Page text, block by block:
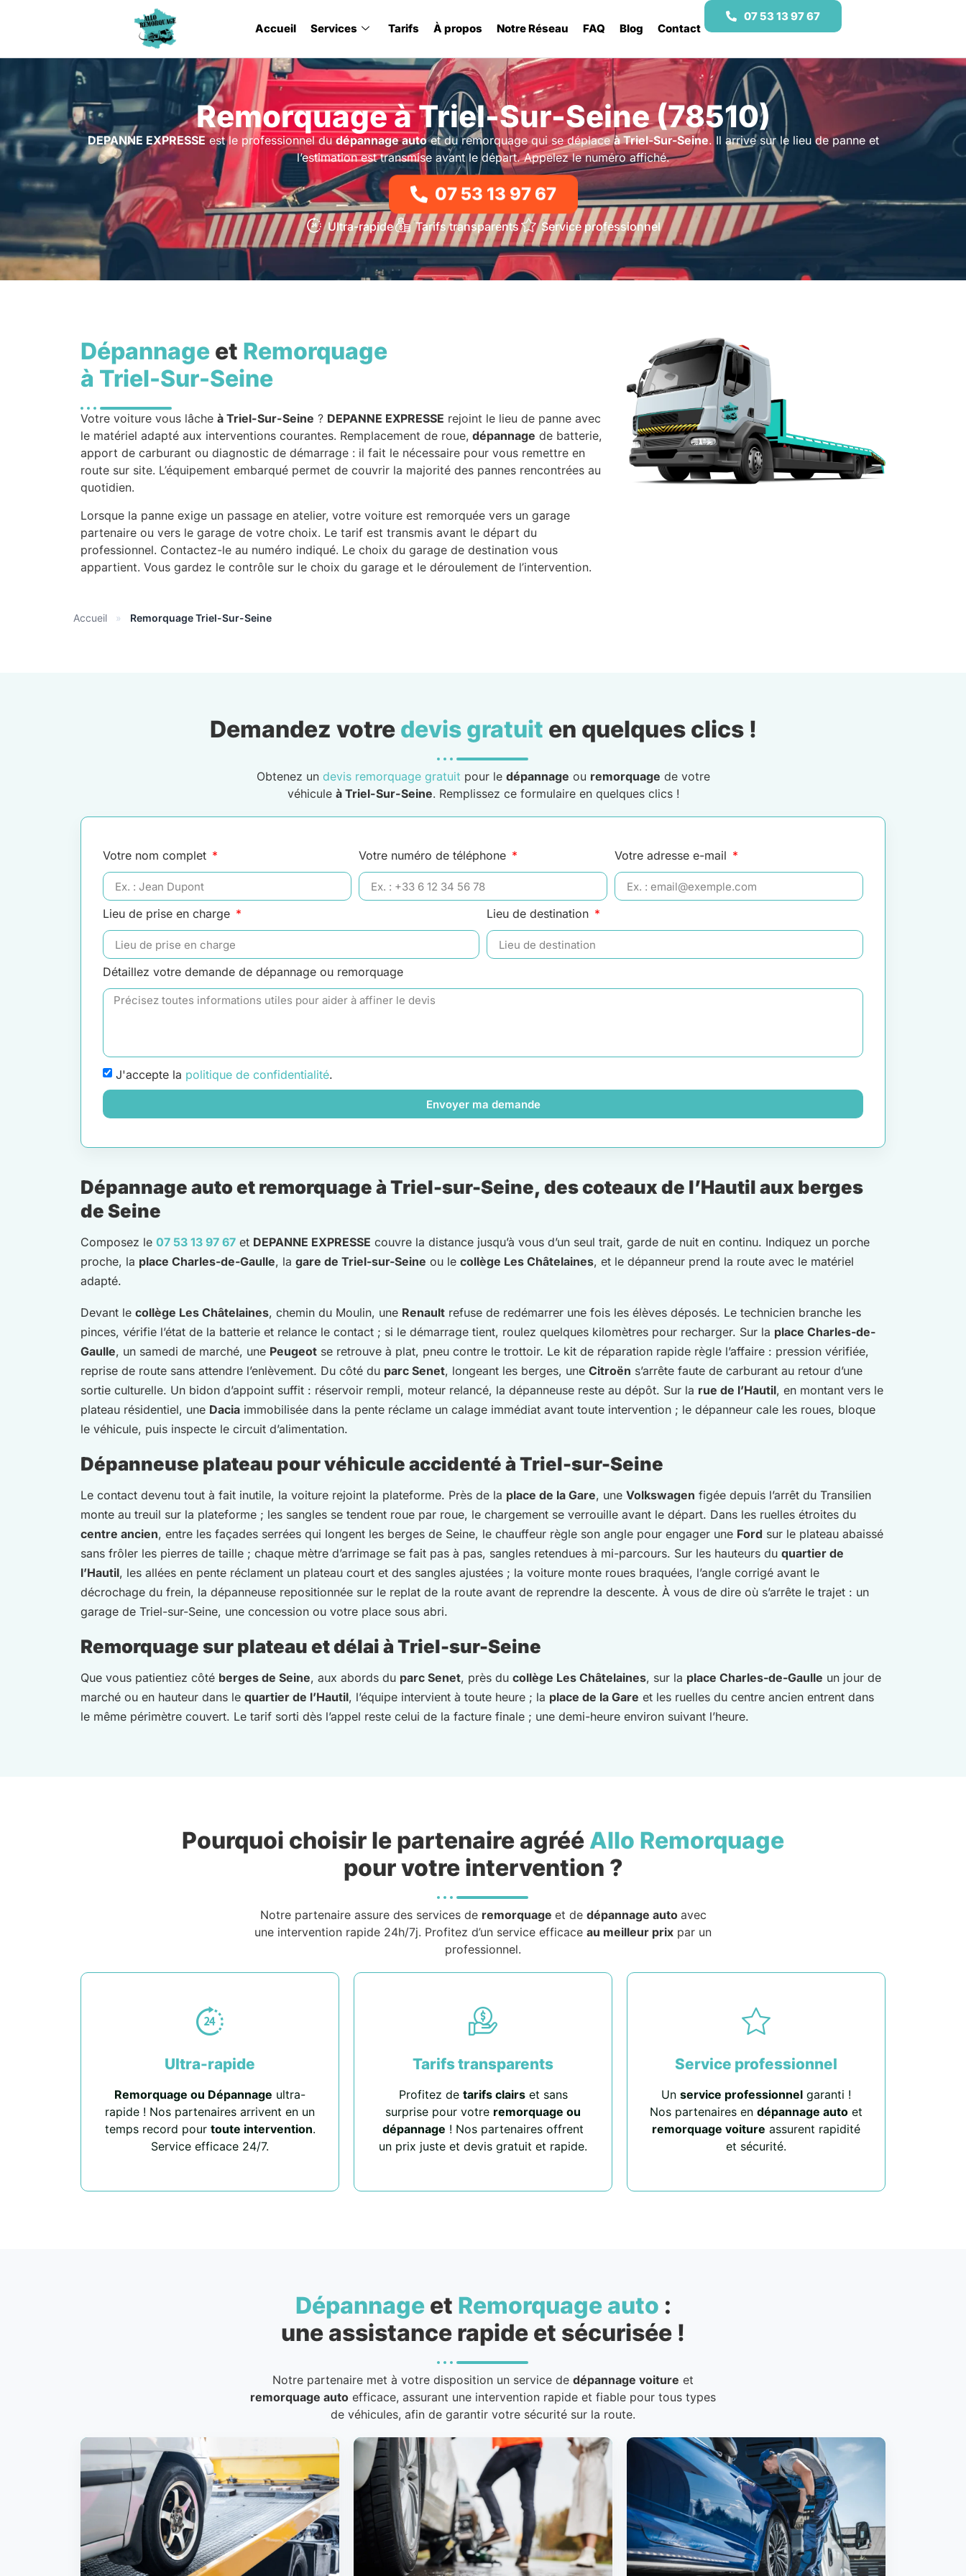
Accueil Services Tarifs À propos Notre Réseau FAQ Blog Contact
07 53 13 97 67
Remorquage à Triel-Sur-Seine (78510)
DEPANNE EXPRESSEest le professionnel dudépannage autoet du remorquage qui se déplaceà Triel-Sur-Seine. Il arrive sur le lieu de panne et
l’estimation est transmise avant le départ. Appelez le numéro affiché.
07 53 13 97 67
Ultra-rapide Tarifs transparents Service professionnel
Dépannage et Remorquage
à Triel-Sur-Seine
Votre voiture vous lâche à Triel-Sur-Seine ? DEPANNE EXPRESSE rejoint le lieu de panne avec
le matériel adapté aux interventions courantes. Remplacement de roue, dépannage de batterie,
apport de carburant ou diagnostic de démarrage : il fait le nécessaire pour vous remettre en
route sur site. L’équipement embarqué permet de couvrir la majorité des pannes rencontrées au
quotidien.
Lorsque la panne exige un passage en atelier, votre voiture est remorquée vers un garage
partenaire ou vers le garage de votre choix. Le tarif est transmis avant le départ du
professionnel. Contactez-le au numéro indiqué. Le choix du garage de destination vous
appartient. Vous gardez le contrôle sur le choix du garage et le déroulement de l’intervention.
Accueil » Remorquage Triel-Sur-Seine
Demandez votre devis gratuit en quelques clics !
Obtenez un devis remorquage gratuit pour le dépannage ou remorquage de votre
véhicule à Triel-Sur-Seine. Remplissez ce formulaire en quelques clics !
Votre nom complet Votre numéro de téléphone Votre adresse e-mail
Lieu de prise en charge Lieu de destination
Détaillez votre demande de dépannage ou remorquage
J'accepte la politique de confidentialité.
Envoyer ma demande
Dépannage auto et remorquage à Triel-sur-Seine, des coteaux de l’Hautil aux berges
de Seine
Composez le 07 53 13 97 67 et DEPANNE EXPRESSE couvre la distance jusqu’à vous d’un seul trait, garde de nuit en continu. Indiquez un porche
proche, la place Charles-de-Gaulle, la gare de Triel-sur-Seine ou le collège Les Châtelaines, et le dépanneur prend la route avec le matériel
adapté.
Devant le collège Les Châtelaines, chemin du Moulin, une Renault refuse de redémarrer une fois les élèves déposés. Le technicien branche les
pinces, vérifie l’état de la batterie et relance le contact ; si le démarrage tient, roulez quelques kilomètres pour recharger. Sur la place Charles-de-
Gaulle, un samedi de marché, une Peugeot se retrouve à plat, pneu contre le trottoir. Le kit de réparation rapide règle l’affaire : pression vérifiée,
reprise de route sans attendre l’enlèvement. Du côté du parc Senet, longeant les berges, une Citroën s’arrête faute de carburant au retour d’une
sortie culturelle. Un bidon d’appoint suffit : réservoir rempli, moteur relancé, la dépanneuse reste au dépôt. Sur la rue de l’Hautil, en montant vers le
plateau résidentiel, une Dacia immobilisée dans la pente réclame un calage immédiat avant toute intervention ; le dépanneur cale les roues, bloque
le véhicule, puis inspecte le circuit d’alimentation.
Dépanneuse plateau pour véhicule accidenté à Triel-sur-Seine
Le contact devenu tout à fait inutile, la voiture rejoint la plateforme. Près de la place de la Gare, une Volkswagen figée depuis l’arrêt du Transilien
monte au treuil sur la plateforme ; les sangles se tendent roue par roue, le chargement se verrouille avant le départ. Dans les ruelles étroites du
centre ancien, entre les façades serrées qui longent les berges de Seine, le chauffeur règle son angle pour engager une Ford sur le plateau abaissé
sans frôler les pierres de taille ; chaque mètre d’arrimage se fait pas à pas, sangles retendues à mi-parcours. Sur les hauteurs du quartier de
l’Hautil, les allées en pente réclament un plateau court et des sangles ajustées ; la voiture monte roues braquées, l’angle corrigé avant le
décrochage du frein, la dépanneuse repositionnée sur le replat de la route avant de reprendre la descente. À vous de dire où s’arrête le trajet : un
garage de Triel-sur-Seine, une concession ou votre place sous abri.
Remorquage sur plateau et délai à Triel-sur-Seine
Que vous patientiez côté berges de Seine, aux abords du parc Senet, près du collège Les Châtelaines, sur la place Charles-de-Gaulle un jour de
marché ou en hauteur dans le quartier de l’Hautil, l’équipe intervient à toute heure ; la place de la Gare et les ruelles du centre ancien entrent dans
le même périmètre couvert. Le tarif sorti dès l’appel reste celui de la facture finale ; une demi-heure environ suivant l’heure.
Pourquoi choisir le partenaire agréé Allo Remorquage
pour votre intervention ?
Notre partenaire assure des services de remorquage et de dépannage auto avec
une intervention rapide 24h/7j. Profitez d’un service efficace au meilleur prix par un
professionnel.
Ultra-rapide
Remorquage ou Dépannage ultra-
rapide ! Nos partenaires arrivent en un
temps record pour toute intervention.
Service efficace 24/7.
Tarifs transparents
Profitez de tarifs clairset sans
surprise pour votre remorquage ou
dépannage ! Nos partenaires offrent
un prix juste et devis gratuit et rapide.
Service professionnel
Un service professionnel garanti !
Nos partenaires en dépannage auto et
remorquage voiture assurent rapidité
et sécurité.
Dépannageet Remorquage auto :
une assistance rapide et sécurisée !
Notre partenaire met à votre disposition un service de dépannage voiture et
remorquage auto efficace, assurant une intervention rapide et fiable pour tous types
de véhicules, afin de garantir votre sécurité sur la route.